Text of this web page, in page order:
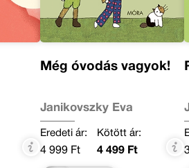
Még óvodás vagyok!
Janikovszky Éva
Eredeti ár:
4 999 Ft
Kötött ár:
4 499 Ft